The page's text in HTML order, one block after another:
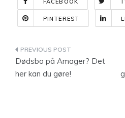
FACEBOOK
PINTEREST
Indlægsnavigation
Dødsbo på Amager? Det
her kan du gøre!